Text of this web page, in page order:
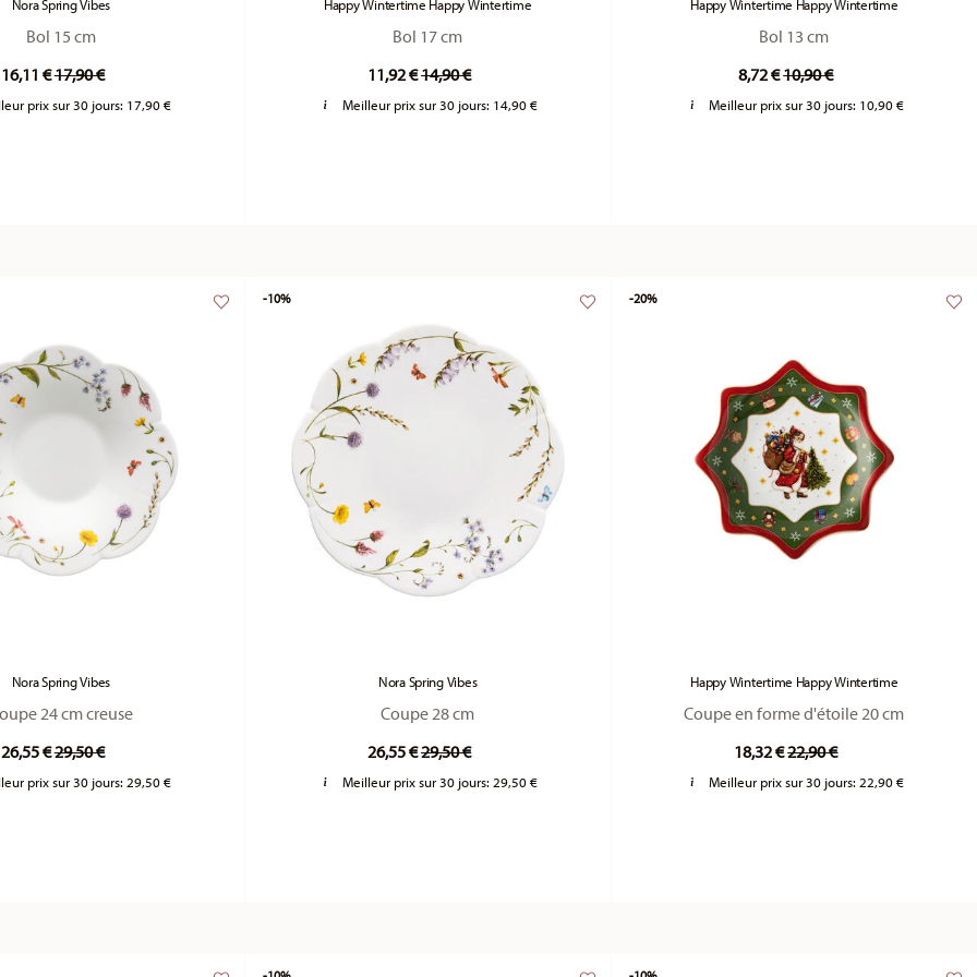
Nora Spring Vibes
Bol 15 cm
16,11 €Price reduced from
17,90 €to
prix sur 30 jours: 17,90 €
Happy Wintertime Happy Wintertime
Bol 17 cm
11,92 €Price reduced from
14,90 €to
Meilleur prix sur 30 jours: 14,90 €
Happy Wintertime Happy Wintertime
Bol 13 cm
8,72 €Price reduced from
10,90 €to
Meilleur prix sur 30 jours: 10,90 €
Nora Spring Vibes
24 cm creuse
26,55 €Price reduced from
29,50 €to
prix sur 30 jours: 29,50 €
Nora Spring Vibes
Coupe 28 cm
26,55 €Price reduced from
29,50 €to
Meilleur prix sur 30 jours: 29,50 €
-10%
Happy Wintertime Happy Wintertime
Coupe en forme d'étoile 20 cm
18,32 €Price reduced from
22,90 €to
Meilleur prix sur 30 jours:22,90 €
-20%